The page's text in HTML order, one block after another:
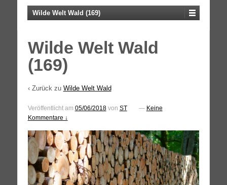
Wilde Welt Wald (169)
Wilde Welt Wald
(169)
‹ Zurück zu Wilde Welt Wald
Veröffentlicht am 05/06/2018von ST — Keine
Kommentare ↓